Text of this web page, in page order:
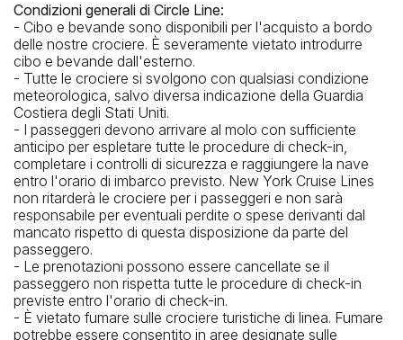
Condizioni generali di Circle Line:
- Cibo e bevande sono disponibili per l'acquisto a bordo
delle nostre crociere. È severamente vietato introdurre
cibo e bevande dall'esterno.
- Tutte le crociere si svolgono con qualsiasi condizione
meteorologica, salvo diversa indicazione della Guardia
Costiera degli Stati Uniti.
- I passeggeri devono arrivare al molo con sufficiente
anticipo per espletare tutte le procedure di check-in,
completare i controlli di sicurezza e raggiungere la nave
entro l'orario di imbarco previsto. New York Cruise Lines
non ritarderà le crociere per i passeggeri e non sarà
responsabile per eventuali perdite o spese derivanti dal
mancato rispetto di questa disposizione da parte del
passeggero.
- Le prenotazioni possono essere cancellate se il
passeggero non rispetta tutte le procedure di check-in
previste entro l'orario di check-in.
- È vietato fumare sulle crociere turistiche di linea. Fumare
potrebbe essere consentito in aree designate sulle